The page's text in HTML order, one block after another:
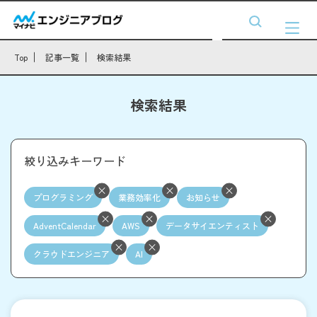
Top 記事一覧 検索結果
検索結果
絞り込みキーワード
プログラミング 業務効率化 お知らせ
AdventCalendar AWS データサイエンティスト
クラウドエンジニア AI